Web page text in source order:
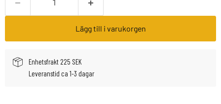
Lägg till i varukorgen
Enhetsfrakt 225 SEK
Leveranstid ca 1-3 dagar